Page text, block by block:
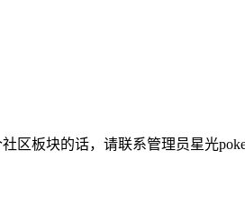
板块的话，请联系管理员星光